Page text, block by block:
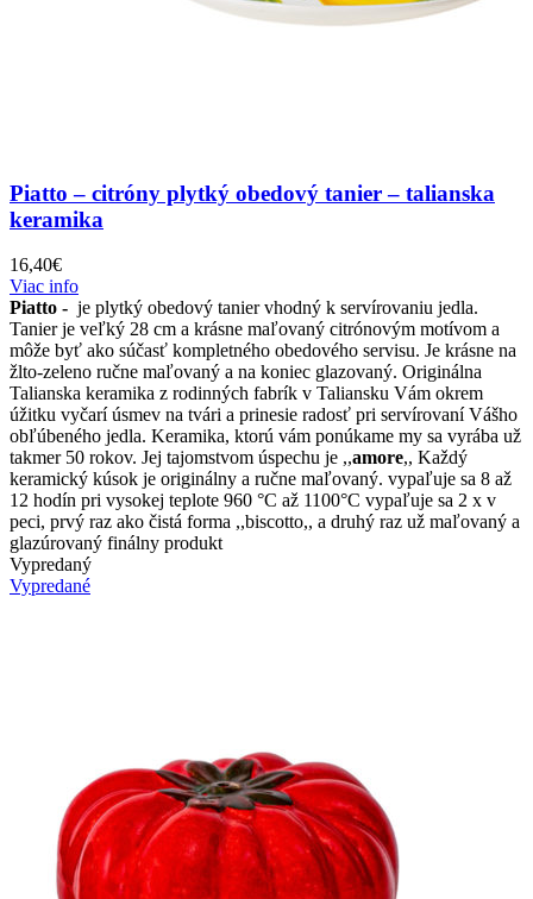
Piatto – citróny plytký obedový tanier – talianska
keramika
16,40€
Viac info
Piatto - je plytký obedový tanier vhodný k servírovaniu jedla.
Tanier je veľký 28 cm a krásne maľovaný citrónovým motívom a
môže byť ako súčasť kompletného obedového servisu. Je krásne na
žlto-zeleno ručne maľovaný a na koniec glazovaný. Originálna
Talianska keramika z rodinných fabrík v Taliansku Vám okrem
úžitku vyčarí úsmev na tvári a prinesie radosť pri servírovaní Vášho
obľúbeného jedla. Keramika, ktorú vám ponúkame my sa vyrába už
takmer 50 rokov. Jej tajomstvom úspechu je ,,amore,, Každý
keramický kúsok je originálny a ručne maľovaný. vypaľuje sa 8 až
12 hodín pri vysokej teplote 960 °C až 1100°C vypaľuje sa 2 x v
peci, prvý raz ako čistá forma ,,biscotto,, a druhý raz už maľovaný a
glazúrovaný finálny produkt
Vypredaný
Vypredané